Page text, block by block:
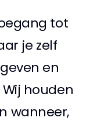
tot
je zelf
en
houden
wanneer,